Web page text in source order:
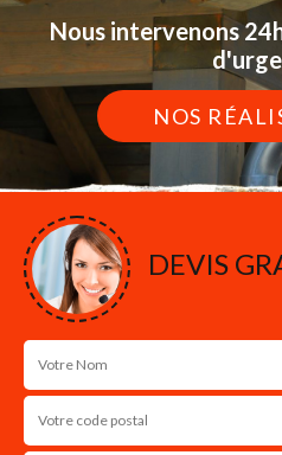
Nous intervenons
NOS
DEVIS